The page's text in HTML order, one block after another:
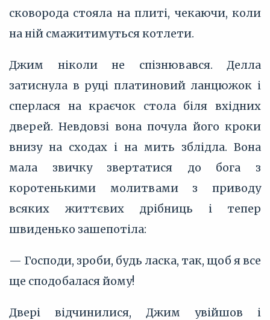
сковорода стояла на плиті, чекаючи, коли
на ній смажитимуться котлети.
Джим ніколи не спізнювався. Делла
затиснула в руці платиновий ланцюжок і
сперлася на краєчок стола біля вхідних
дверей. Невдовзі вона почула його кроки
внизу на сходах і на мить зблідла. Вона
мала звичку звертатися до бога з
коротенькими молитвами з приводу
всяких життєвих дрібниць і тепер
швиденько зашепотіла:
— Господи, зроби, будь ласка, так, щоб я все
ще сподобалася йому!
Двері відчинилися, Джим увійшов і